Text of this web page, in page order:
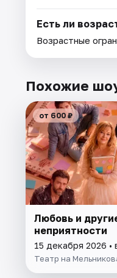
Есть ли
Возрастные
Похожие
от 600 ₽
Любовь и
неприятности
15 декабря 2026 •
Театр на